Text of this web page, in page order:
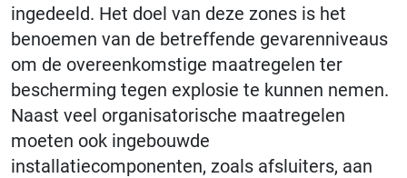
ingedeeld. Het doel van deze zones is het
benoemen van de betreffende gevarenniveaus
om de overeenkomstige maatregelen ter
bescherming tegen explosie te kunnen nemen.
Naast veel organisatorische maatregelen
moeten ook ingebouwde
installatiecomponenten, zoals afsluiters, aan